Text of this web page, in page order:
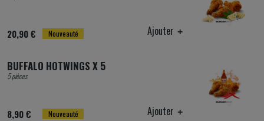
Nouveauté
20,90 € Ajouter
Nouveauté
BUFFALO HOTWINGS X 5
5 pièces
8,90 € Ajouter